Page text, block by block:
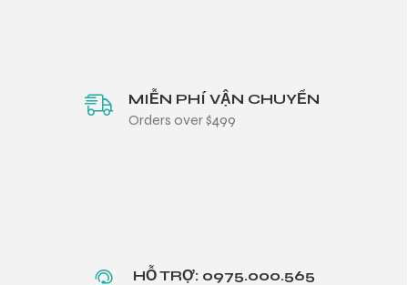
MIỄN PHÍ VẬN CHUYỂN
Orders over $499
HỖ TRỢ: 0975.000.565